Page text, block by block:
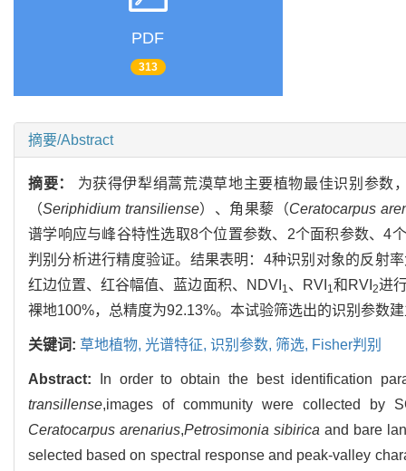
PDF
313
摘要/Abstract
摘要： 为获得伊犁绢蒿荒漠草地主要植物最佳识别参数
（Seriphidium transiliense）、角果藜（Ceratocarpus
谱学响应与峰谷特性选取8个位置参数、2个面积参数、4
判别分析进行精度验证。结果表明：4种识别对象的反射
红边位置、红谷幅值、蓝边面积、NDVI 1 、RVI 1 和RVI 2进
裸地100%，总精度为92.13%。本试验筛选出的识别参数
关键词: 草地植物, 光谱特征, 识别参数, 筛选, Fisher判别
Abstract:
In order to obtain the best identification
transillense,images of community were collected by
Ceratocarpus arenarius,Petrosimonia sibirica and bare
selected based on spectral response and peak-valley